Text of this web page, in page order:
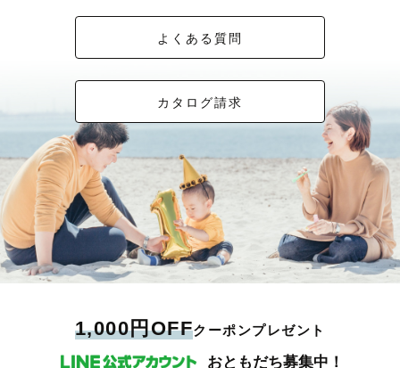
よくある質問
カタログ請求
1,000円OFFクーポンプレゼント
おともだち募集中！